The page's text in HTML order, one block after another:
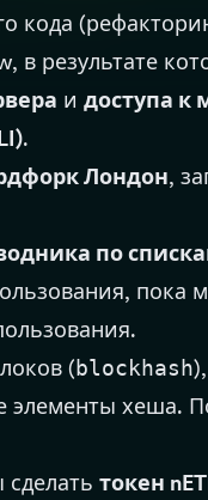
кода
в результате
и доступа к
.
Лондон,
по
пока
(blockhash
элементы хеша.
токен